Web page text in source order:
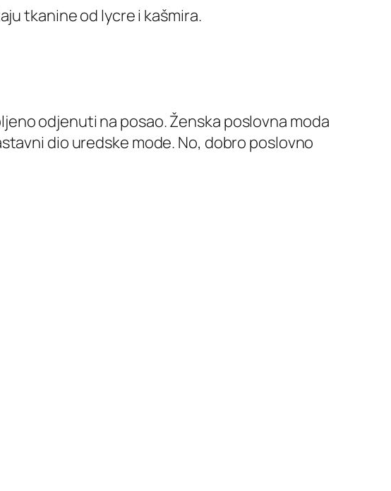
tkanine od lycre i kašmira.
odjenuti na posao. Ženska poslovna moda
dio uredske mode. No, dobro poslovno